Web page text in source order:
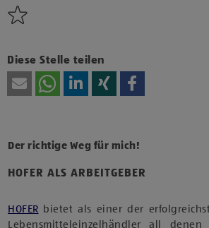
Diese Stelle teilen
HOFER ALS ARBEITGEBER
Der richtige Weg für mich!
HOFER bietet als einer der
Lebensmitteleinzelhändler all denen